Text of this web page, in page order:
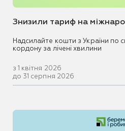
Знизили тариф на
Надсилайте кошти з України по
кордону за лічені хвилини
з 1 квітня 2026
до 31 серпня 2026